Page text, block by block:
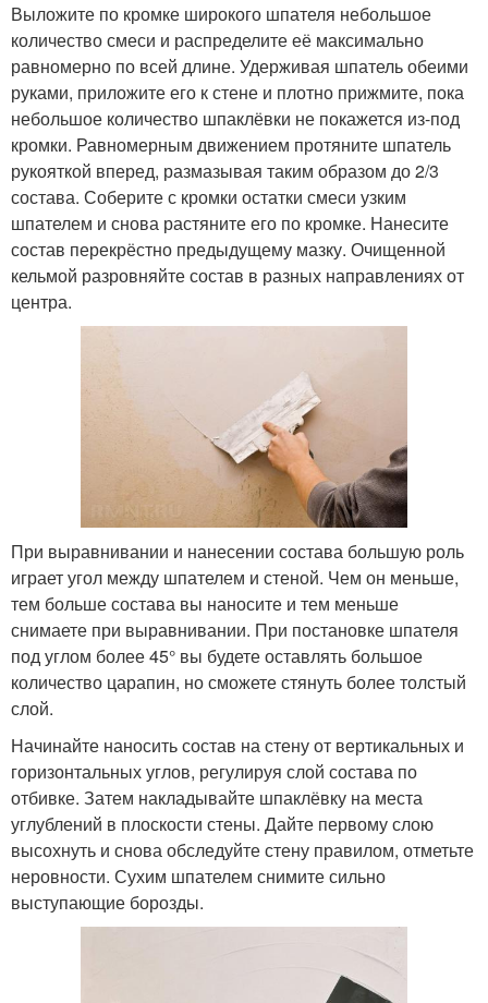
Выложите по кромке широкого шпателя небольшое
количество смеси и распределите её максимально
равномерно по всей длине. Удерживая шпатель обеими
руками, приложите его к стене и плотно прижмите, пока
небольшое количество шпаклёвки не покажется из-под
кромки. Равномерным движением протяните шпатель
рукояткой вперед, размазывая таким образом до 2/3
состава. Соберите с кромки остатки смеси узким
шпателем и снова растяните его по кромке. Нанесите
состав перекрёстно предыдущему мазку. Очищенной
кельмой разровняйте состав в разных направлениях от
центра.
При выравнивании и нанесении состава большую роль
играет угол между шпателем и стеной. Чем он меньше,
тем больше состава вы наносите и тем меньше
снимаете при выравнивании. При постановке шпателя
под углом более 45° вы будете оставлять большое
количество царапин, но сможете стянуть более толстый
слой.
Начинайте наносить состав на стену от вертикальных и
горизонтальных углов, регулируя слой состава по
отбивке. Затем накладывайте шпаклёвку на места
углублений в плоскости стены. Дайте первому слою
высохнуть и снова обследуйте стену правилом, отметьте
неровности. Сухим шпателем снимите сильно
выступающие борозды.